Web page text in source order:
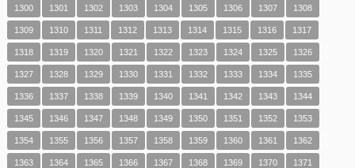
1300 1301 1302 1303 1304 1305 1306 1307 1308
1309 1310 1311 1312 1313 1314 1315 1316 1317
1318 1319 1320 1321 1322 1323 1324 1325 1326
1327 1328 1329 1330 1331 1332 1333 1334 1335
1336 1337 1338 1339 1340 1341 1342 1343 1344
1345 1346 1347 1348 1349 1350 1351 1352 1353
1354 1355 1356 1357 1358 1359 1360 1361 1362
1363 1364 1365 1366 1367 1368 1369 1370 1371